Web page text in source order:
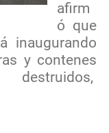
afirm
ó que
inaugurando
y contenes